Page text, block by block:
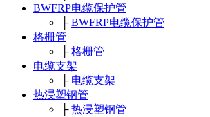
BWFRP电缆保护管
├BWFRP电缆保护管
格栅管
├格栅管
电缆支架
├ 电缆支架
热浸塑钢管
├热浸塑钢管